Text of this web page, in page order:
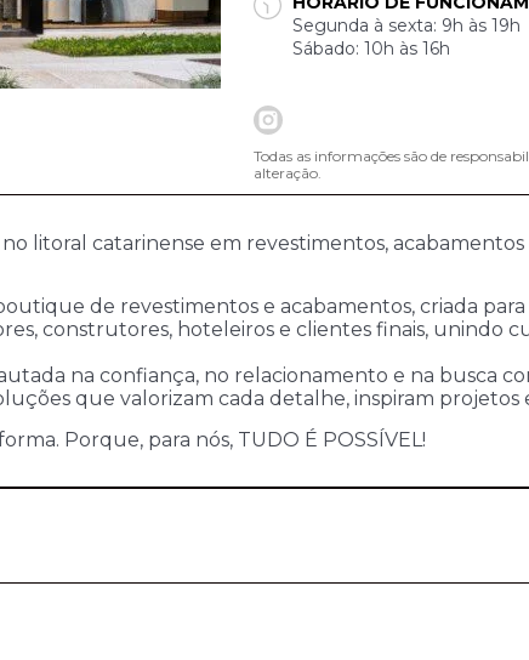
Segunda à sexta: 9h às 19h
Sábado: 10h às 16h
Todas as informações são de
alteração.
no litoral catarinense em revestimentos,
boutique de revestimentos e acabamentos, criada
construtores, hoteleiros e clientes finais, unindo
na confiança, no relacionamento e na busca
que valorizam cada detalhe, inspiram projetos
Porque, para nós, TUDO É POSSÍVEL!